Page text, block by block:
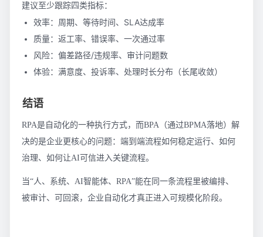
建议至少跟踪四类指标：
效率：周期、等待时间、SLA达成率
质量：返工率、错误率、一次通过率
风险：偏差路径/违规率、审计问题数
体验：满意度、投诉率、处理时长分布（长尾收敛）
结语
RPA是自动化的一种执行方式，而BPA（通过BPMA落地）解
决的是企业更核心的问题：端到端流程如何稳定运行、如何
治理、如何让AI可信进入关键流程。
当“人、系统、AI智能体、RPA”能在同一条流程里被编排、
被审计、可回滚，企业自动化才真正进入可规模化阶段。